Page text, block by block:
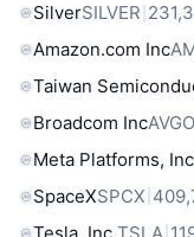
SilverSILVER
Amazon.com Inc
Taiwan
Broadcom IncAVGO
Meta Platforms,
SpaceXSPCX